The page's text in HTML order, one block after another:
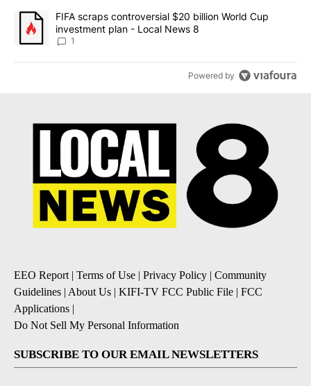
A trending article titled "FIFA scraps controversial $20 billion
FIFA scraps controversial $20 billion World Cup
investment plan - Local News 8
1
Powered by
EEO Report| Terms of Use | Privacy Policy | Community
Guidelines | About Us | KIFI-TV FCC Public File | FCC
Applications |
Do Not Sell My Personal Information
SUBSCRIBE TO OUR EMAIL NEWSLETTERS